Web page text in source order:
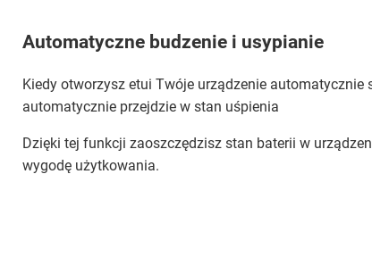
Automatyczne budzenie i usypianie
Kiedy otworzysz etui Twóje urządzenie automatycznie
automatycznie przejdzie w stan uśpienia
Dzięki tej funkcji zaoszczędzisz stan baterii w
wygodę użytkowania.